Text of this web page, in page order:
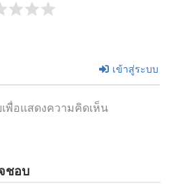
นไม่โกรธแล้วหรือ
อยติงติง
ติงติง
เข้าสู่ระบบ
พื่อแสดงความคิดเห็น
ชอบ